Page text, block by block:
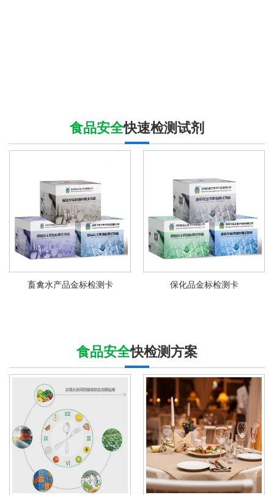
食品安全快速检测试剂
畜禽水产品金标检测卡 保化品金标检测卡
食品安全快检测方案